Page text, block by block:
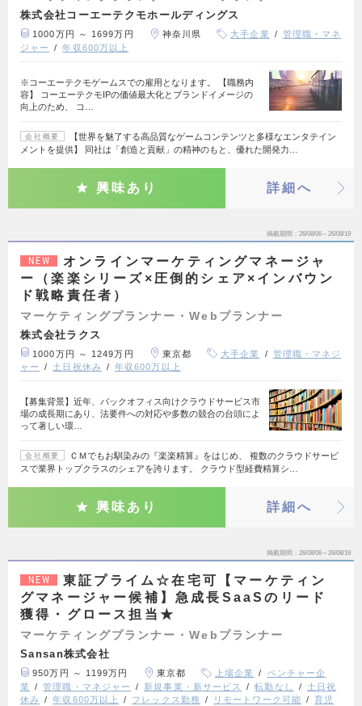
株式会社コーエーテクモホールディングス
1000万円 ～ 1699万円 神奈川県 大手企業
管理職・マネ
ジャー
年収600万以上
※コーエーテクモゲームスでの雇用となります。 【職務内
容】 コーエーテクモIPの価値最大化とブランドイメージの
向上のため、 コ…
会社概要
【世界を魅了する高品質なゲームコンテンツと多様なエンタテイン
メントを提供】 同社は「創造と貢献」の精神のもと、優れた開発力…
興味あり 詳細へ
掲載期間 26/08/06～26/08/19
NEW
オンラインマーケティングマネージャ
ー（楽楽シリーズ×圧倒的シェア×インバウン
ド戦略責任者）
マーケティングプランナー・Webプランナー
株式会社ラクス
1000万円 ～ 1249万円 東京都 大手企業
管理職・マネジ
ャー
土日祝休み 年収600万以上
【募集背景】近年、バックオフィス向けクラウドサービス市
場の成長期にあり、法要件への対応や多数の競合の台頭によ
って著しい環…
会社概要
ＣＭでもお馴染みの『楽楽精算』をはじめ、 複数のクラウドサービ
スで業界トップクラスのシェアを誇ります。 クラウド型経費精算シ…
興味あり 詳細へ
掲載期間 26/08/06～26/08/19
NEW
東証プライム☆在宅可【マーケティン
グマネージャー候補】急成長SaaSのリード
獲得・グロース担当★
マーケティングプランナー・Webプランナー
Sansan株式会社
950万円 ～ 1199万円 東京都 上場企業
ベンチャー企
業
管理職・マネジャー 新規事業・新サービス 転勤なし
土日祝
休み
年収600万以上 フレックス勤務 リモートワーク可能
育児